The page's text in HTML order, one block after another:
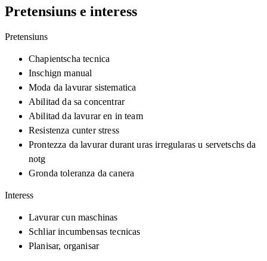
Pretensiuns e interess
Pretensiuns
Chapientscha tecnica
Inschign manual
Moda da lavurar sistematica
Abilitad da sa concentrar
Abilitad da lavurar en in team
Resistenza cunter stress
Prontezza da lavurar durant uras irregularas u servetschs da
notg
Gronda toleranza da canera
Interess
Lavurar cun maschinas
Schliar incumbensas tecnicas
Planisar, organisar